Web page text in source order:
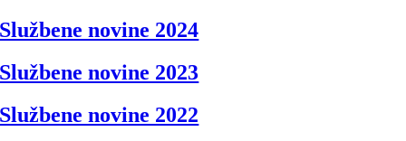
Službene novine 2024
Službene novine 2023
Službene novine 2022